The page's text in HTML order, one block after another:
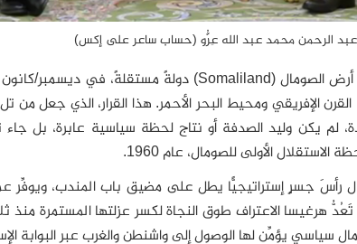
عبد الرحمن محمد عبد الله عِرُّو (حساب ساعر على إكس)
أرض الصومال (Somaliland
الإفريقي ومحيط البحر الأحمر. هذا القرار، الذي جعل من
لم يكن وليد الصدفة أو نتاج لحظة سياسية عابرة، بل
الأولى للصومال، عام 1960.
رأسَ جسرٍ إستراتيجيًّا يطل على مضيق باب المندب، ويوفِّر
هرغيسا الاعتراف طوق النجاة لكسر عزلتها المستمرة منذ
سياسي يؤمِّن لها الوصول إلى واشنطن والغرب عبر البوابة